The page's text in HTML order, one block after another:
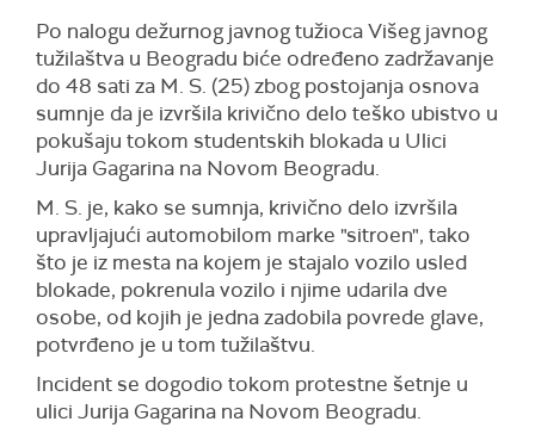
Po nalogu dežurnog javnog tužioca Višeg javnog
tužilaštva u Beogradu biće određeno zadržavanje
do 48 sati za M. S. (25) zbog postojanja osnova
sumnje da je izvršila krivično delo teško ubistvo u
pokušaju tokom studentskih blokada u Ulici
Jurija Gagarina na Novom Beogradu.
M. S. je, kako se sumnja, krivično delo izvršila
upravljajući automobilom marke "sitroen", tako
što je iz mesta na kojem je stajalo vozilo usled
blokade, pokrenula vozilo i njime udarila dve
osobe, od kojih je jedna zadobila povrede glave,
potvrđeno je u tom tužilaštvu.
Incident se dogodio tokom protestne šetnje u
ulici Jurija Gagarina na Novom Beogradu.